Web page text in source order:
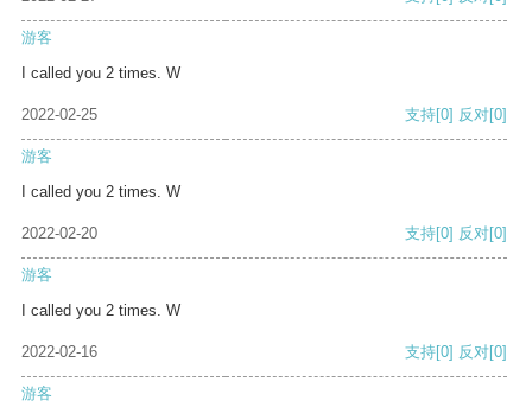
游客
I called you 2 times. W
2022-02-25 支持[0] 反对[0]
游客
I called you 2 times. W
2022-02-20 支持[0] 反对[0]
游客
I called you 2 times. W
2022-02-16 支持[0] 反对[0]
游客